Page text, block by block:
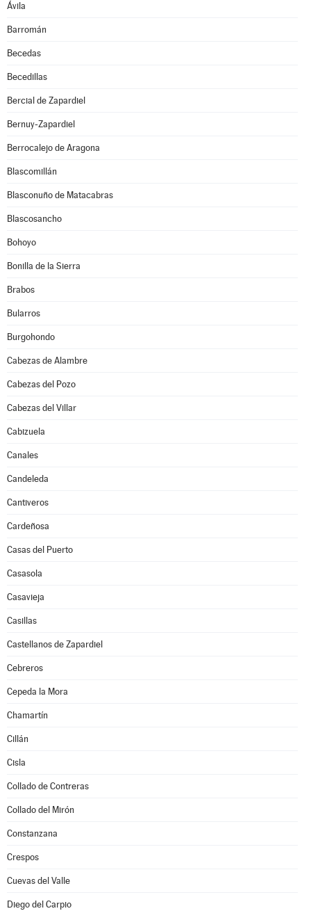
Ávila
Barromán
Becedas
Becedillas
Bercial de Zapardiel
Bernuy-Zapardiel
Berrocalejo de Aragona
Blascomillán
Blasconuño de Matacabras
Blascosancho
Bohoyo
Bonilla de la Sierra
Brabos
Bularros
Burgohondo
Cabezas de Alambre
Cabezas del Pozo
Cabezas del Villar
Cabizuela
Canales
Candeleda
Cantiveros
Cardeñosa
Casas del Puerto
Casasola
Casavieja
Casillas
Castellanos de Zapardiel
Cebreros
Cepeda la Mora
Chamartín
Cillán
Cisla
Collado de Contreras
Collado del Mirón
Constanzana
Crespos
Cuevas del Valle
Diego del Carpio